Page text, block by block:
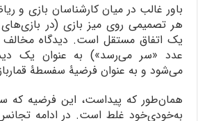
باور غالب در میان کارشناسان بازی و
هر تصمیمی روی میز بازی (در
یک اتفاق مستقل است. دیدگاه
عدد «سر می‌رسد») به عنوان یک
می‌شود و به عنوان فرضیۀ سفسطۀ
همان‌طور که پیداست، این فرضیه که
به‌خودی‌خود غلط است. در ادامه